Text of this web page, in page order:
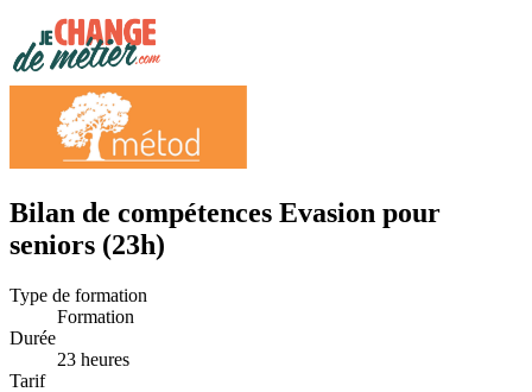
Bilan de compétences Evasion pour
seniors (23h)
Type de formation
Formation
Durée
23 heures
Tarif